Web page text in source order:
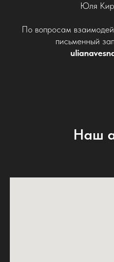
Юля
По вопросам
письменный
Наш